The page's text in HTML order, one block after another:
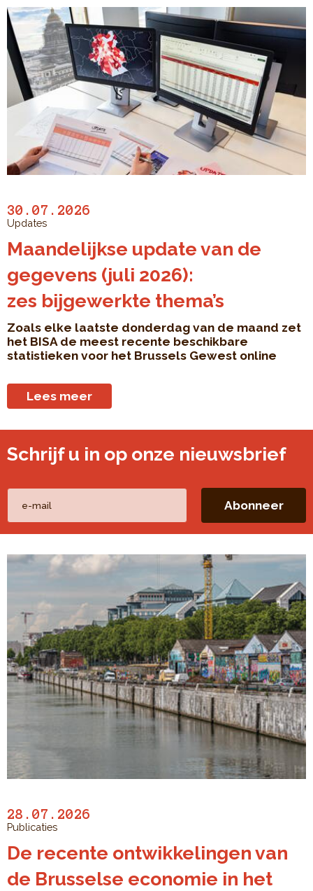
Schrijf u in op onze nieuwsbrief
30.07.2026
Updates
Maandelijkse update van de
gegevens (juli 2026):
zes bijgewerkte thema’s
Zoals elke laatste donderdag van de maand zet
het BISA de meest recente beschikbare
statistieken voor het Brussels Gewest online
Lees meer
28.07.2026
Publicaties
De recente ontwikkelingen van
de Brusselse economie in het